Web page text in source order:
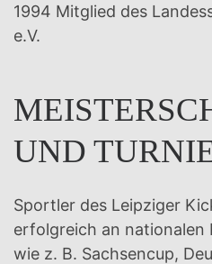
1994 Mitglied des
e.V.
UND
Sportler des Leipziger
erfolgreich an nationalen
wie z. B. Sachsencup,